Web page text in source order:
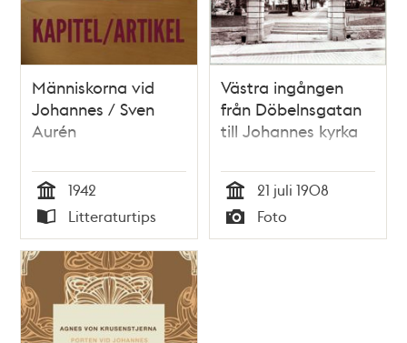
Människorna vid
Johannes / Sven
Aurén
Tid
1942
Typ
Litteraturtips
Västra ingången
från Döbelnsgatan
till Johannes kyrka
Tid
21 juli 1908
Typ
Foto